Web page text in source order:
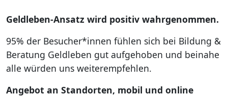
Geldleben-Ansatz wird positiv wahrgenommen.
95% der Besucher*innen fühlen sich bei Bildung &
Beratung Geldleben gut aufgehoben und beinahe
alle würden uns weiterempfehlen.
Angebot an Standorten, mobil und online